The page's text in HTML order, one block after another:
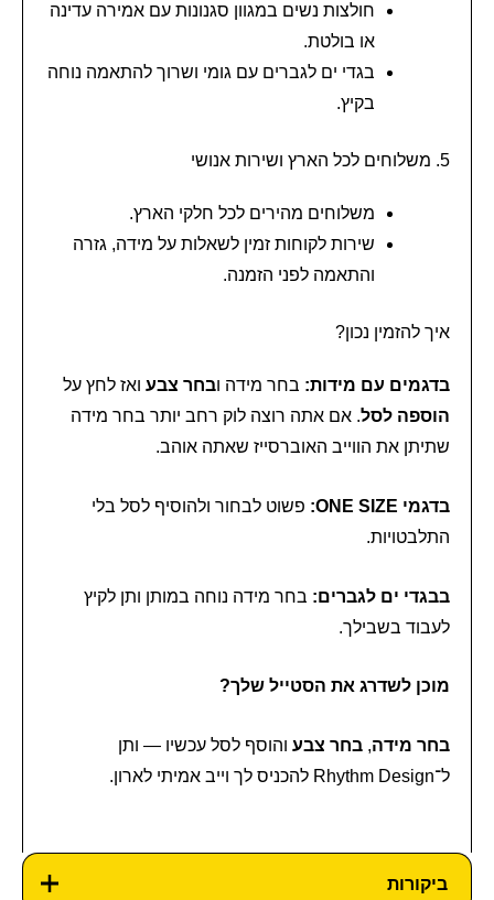
חולצות נשים במגוון סגנונות עם אמירה עדינה
או בולטת.
בגדי ים לגברים עם גומי ושרוך להתאמה נוחה
בקיץ.
5. משלוחים לכל הארץ ושירות אנושי
משלוחים מהירים לכל חלקי הארץ.
שירות לקוחות זמין לשאלות על מידה, גזרה
והתאמה לפני הזמנה.
איך להזמין נכון?
בדגמים עם מידות: בחר מידה ובחר צבעואז לחץ על
הוספה לסל. אם אתה רוצה לוק רחב יותר בחר מידה
שתיתן את הווייב האוברסייז שאתה אוהב.
בדגמי ONE SIZE:
פשוט לבחור ולהוסיף לסל בלי
התלבטויות.
בבגדי ים לגברים: בחר מידה נוחה במותן ותן לקיץ
לעבוד בשבילך.
מוכן לשדרג את הסטייל שלך?
בחר מידה, בחר צבעוהוסף לסל עכשיו — ותן
ל־Rhythm Design להכניס לך וייב אמיתי לארון.
ביקורות